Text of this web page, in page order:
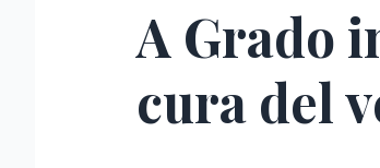
A Grado
cura del